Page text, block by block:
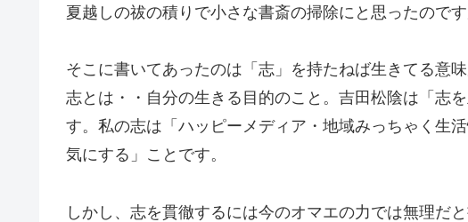
夏越しの祓の積りで小さな書斎の掃除にと思ったので
そこに書いてあったのは「志」を持たねば生きてる意味
志とは・・自分の生きる目的のこと。吉田松陰は「志
す。私の志は「ハッピーメディア・地域みっちゃく生
気にする」ことです。
しかし、志を貫徹するには今のオマエの力では無理だと